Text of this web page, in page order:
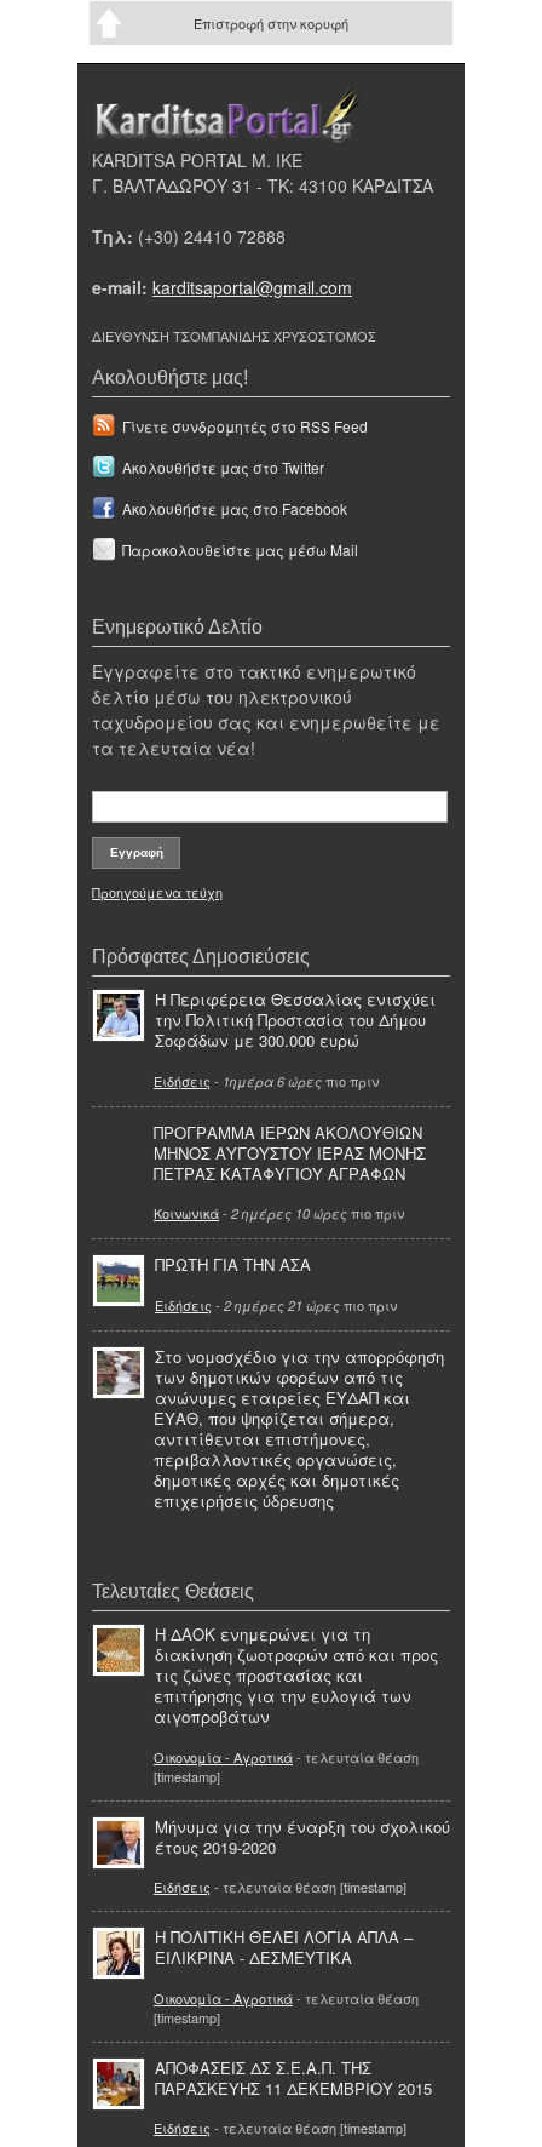
Επιστροφή στην κορυφή
KARDITSA PORTAL Μ. ΙΚΕ
Γ. ΒΑΛΤΑΔΩΡΟΥ 31 - ΤΚ: 43100 ΚΑΡΔΙΤΣΑ
Τηλ: (+30) 24410 72888
e-mail: karditsaportal@gmail.com
ΔΙΕΥΘΥΝΣΗ ΤΣΟΜΠΑΝΙΔΗΣ ΧΡΥΣΟΣΤΟΜΟΣ
Ακολουθήστε μας!
Γίνετε συνδρομητές στο RSS Feed
Ακολουθήστε μας στο Twitter
Ακολουθήστε μας στο Facebook
Παρακολουθείστε μας μέσω Mail
Ενημερωτικό Δελτίο
Εγγραφείτε στο τακτικό ενημερωτικό
δελτίο μέσω του ηλεκτρονικού
ταχυδρομείου σας και ενημερωθείτε με
τα τελευταία νέα!
Προηγούμενα τεύχη
Πρόσφατες Δημοσιεύσεις
Η Περιφέρεια Θεσσαλίας ενισχύει
την Πολιτική Προστασία του Δήμου
Σοφάδων με 300.000 ευρώ
Ειδήσεις - 1ημέρα 6 ώρες πιο πριν
ΠΡΟΓΡΑΜΜΑ ΙΕΡΩΝ ΑΚΟΛΟΥΘΙΩΝ
ΜΗΝΟΣ ΑΥΓΟΥΣΤΟΥ ΙΕΡΑΣ ΜΟΝΗΣ
ΠΕΤΡΑΣ ΚΑΤΑΦΥΓΙΟΥ ΑΓΡΑΦΩΝ
Κοινωνικά- 2 ημέρες 10 ώρες πιο πριν
ΠΡΩΤΗ ΓΙΑ ΤΗΝ ΑΣΑ
Ειδήσεις - 2 ημέρες 21 ώρες πιο πριν
Στο νομοσχέδιο για την απορρόφηση
των δημοτικών φορέων από τις
ανώνυμες εταιρείες ΕΥΔΑΠ και
ΕΥΑΘ, που ψηφίζεται σήμερα,
αντιτίθενται επιστήμονες,
περιβαλλοντικές οργανώσεις,
δημοτικές αρχές και δημοτικές
επιχειρήσεις ύδρευσης
Τελευταίες Θεάσεις
H ΔΑΟΚ ενημερώνει για τη
διακίνηση ζωοτροφών από και προς
τις ζώνες προστασίας και
επιτήρησης για την ευλογιά των
αιγοπροβάτων
Οικονομία - Αγροτικά- τελευταία θέαση
[timestamp]
Μήνυμα για την έναρξη του σχολικού
έτους 2019-2020
Ειδήσεις - τελευταία θέαση [timestamp]
Η ΠΟΛΙΤΙΚΗ ΘΕΛΕΙ ΛΟΓΙΑ ΑΠΛΑ –
ΕΙΛΙΚΡΙΝΑ - ΔΕΣΜΕΥΤΙΚΑ
Οικονομία - Αγροτικά- τελευταία θέαση
[timestamp]
ΑΠΟΦΑΣΕΙΣ ΔΣ Σ.Ε.Α.Π. ΤΗΣ
ΠΑΡΑΣΚΕΥΗΣ 11 ΔΕΚΕΜΒΡΙΟΥ 2015
Ειδήσεις - τελευταία θέαση [timestamp]